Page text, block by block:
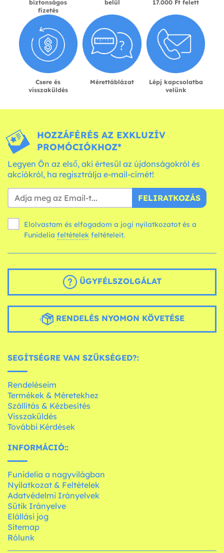
biztonságos
fizetés
belül
17.000 Ft felett
Csere és
visszaküldés
Mérettáblázat
Lépj kapcsolatba
velünk
HOZZÁFÉRÉS AZ EXKLUZÍV
PROMÓCIÓKHOZ*
Legyen Ön az első, aki értesül az újdonságokról és
akciókról, ha regisztrálja e-mail-címét!
FELIRATKOZÁS
Elolvastam és elfogadom a jogi nyilatkozatot és a
Funidelia feltételek feltételeit.
ÜGYFÉLSZOLGÁLAT
RENDELÉS NYOMON KÖVETÉSE
SEGÍTSÉGRE VAN SZÜKSÉGED?:
Rendeléseim
Termékek & Méretekhez
Szállítás & Kézbesítés
Visszaküldés
További Kérdések
INFORMÁCIÓ::
Funidelia a nagyvilágban
Nyilatkozat & Feltételek
Adatvédelmi Irányelvek
Sütik Irányelve
Elállási jog
Sitemap
Rólunk